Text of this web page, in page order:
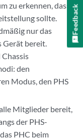
zu erkennen, dass
sollte.
nur das
Gerät bereit.
den
Modus, den PHS
Mitglieder bereit,
der PHS-
PHC beim
Feedback